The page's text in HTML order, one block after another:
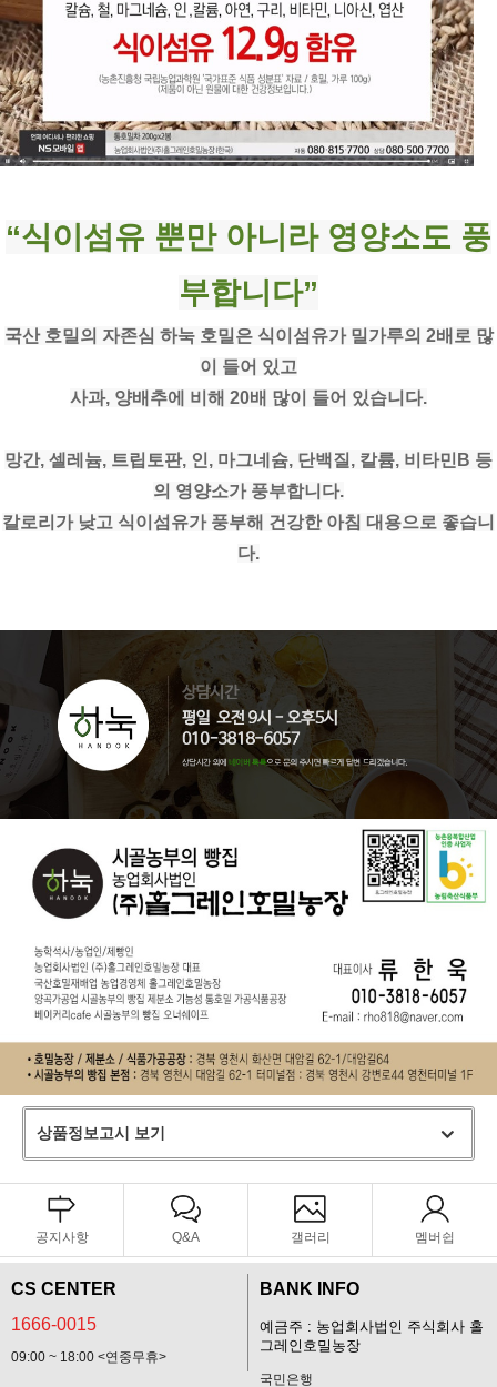
“식이섬유 뿐만 아니라 영양소도 풍
부합니다”
국산 호밀의 자존심 하눅 호밀은 식이섬유가 밀가루의 2배로 많
이 들어 있고
사과, 양배추에 비해 20배 많이 들어 있습니다.
망간, 셀레늄, 트립토판, 인, 마그네슘, 단백질, 칼륨, 비타민B 등
의 영양소가 풍부합니다.
칼로리가 낮고 식이섬유가 풍부해 건강한 아침 대용으로 좋습니
다.
상품정보고시 보기
공지사항 Q&A 갤러리 멤버쉽
CS CENTER
1666-0015
09:00 ~ 18:00 <연중무휴>
BANK INFO
예금주 : 농업회사법인 주식회사 홀
그레인호밀농장
국민은행